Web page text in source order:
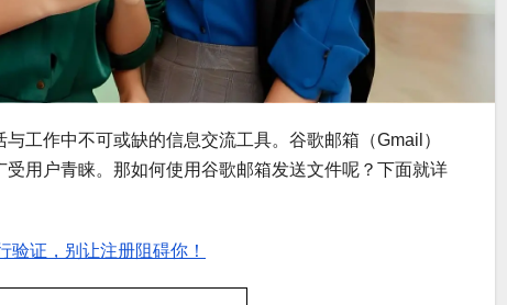
工作中不可或缺的信息交流工具。谷歌邮箱（Gmail）
用户青睐。那如何使用谷歌邮箱发送文件呢？下面就详
验证，别让注册阻碍你！